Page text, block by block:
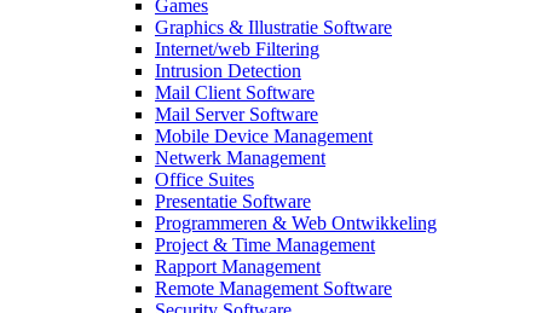
Games
Graphics & Illustratie Software
Internet/web Filtering
Intrusion Detection
Mail Client Software
Mail Server Software
Mobile Device Management
Netwerk Management
Office Suites
Presentatie Software
Programmeren & Web Ontwikkeling
Project & Time Management
Rapport Management
Remote Management Software